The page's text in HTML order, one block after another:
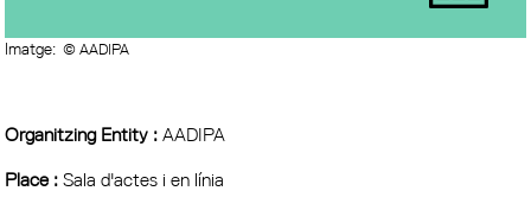
Imatge: © AADIPA
Organitzing Entity :AADIPA
Place :Sala d'actes i en línia